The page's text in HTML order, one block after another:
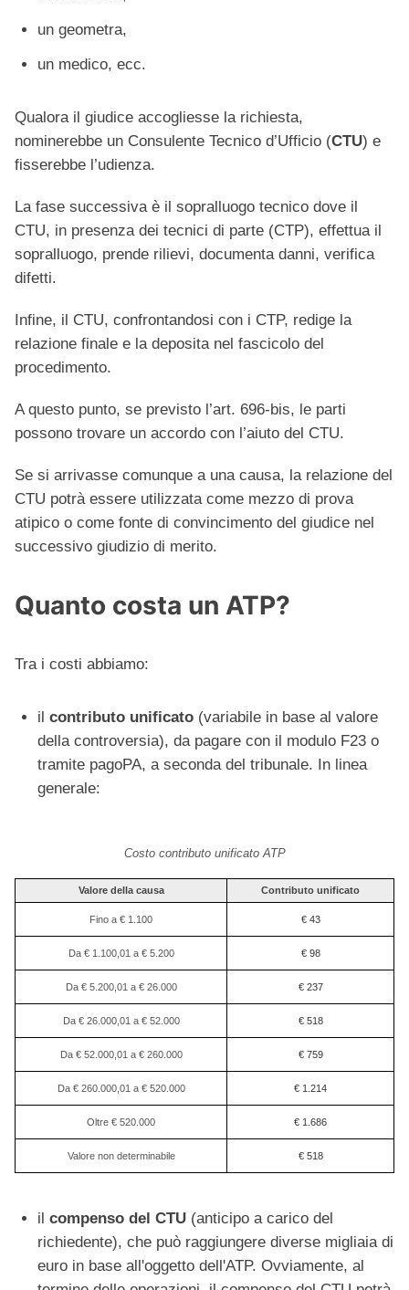
un geometra,
un medico, ecc.
Qualora il giudice accogliesse la richiesta,
nominerebbe un Consulente Tecnico d’Ufficio (CTU) e
fisserebbe l’udienza.
La fase successiva è il sopralluogo tecnico dove il
CTU, in presenza dei tecnici di parte (CTP), effettua il
sopralluogo, prende rilievi, documenta danni, verifica
difetti.
Infine, il CTU, confrontandosi con i CTP, redige la
relazione finale e la deposita nel fascicolo del
procedimento.
A questo punto, se previsto l’art. 696-bis, le parti
possono trovare un accordo con l’aiuto del CTU.
Se si arrivasse comunque a una causa, la relazione del
CTU potrà essere utilizzata come mezzo di prova
atipico o come fonte di convincimento del giudice nel
successivo giudizio di merito.
Quanto costa un ATP?
Tra i costi abbiamo:
il contributo unificato (variabile in base al valore
della controversia), da pagare con il modulo F23 o
tramite pagoPA, a seconda del tribunale. In linea
generale:
Costo contributo unificato ATP
Valore della causa Contributo unificato
Fino a € 1.100 € 43
Da € 1.100,01 a € 5.200 € 98
Da € 5.200,01 a € 26.000 € 237
Da € 26.000,01 a € 52.000 € 518
Da € 52.000,01 a € 260.000 € 759
Da € 260.000,01 a € 520.000 € 1.214
Oltre € 520.000 € 1.686
Valore non determinabile € 518
il compenso del CTU (anticipo a carico del
richiedente), che può raggiungere diverse migliaia di
euro in base all'oggetto dell'ATP. Ovviamente, al